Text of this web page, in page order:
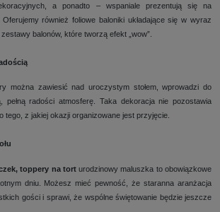
a ponadto – wspaniale prezentują się na
również foliowe baloniki układające się w wyraz
balonów, które tworzą efekt „wow”.
można zawiesić nad uroczystym stołem, wprowadzi do
pełną radości atmosferę. Taka dekoracja nie pozostawia
tego, z jakiej okazji organizowane jest przyjęcie.
toppery na torturodzinowy maluszka to obowiązkowe
dniu. Możesz mieć pewność, że staranna aranżacja
gości i sprawi, że wspólne świętowanie będzie jeszcze